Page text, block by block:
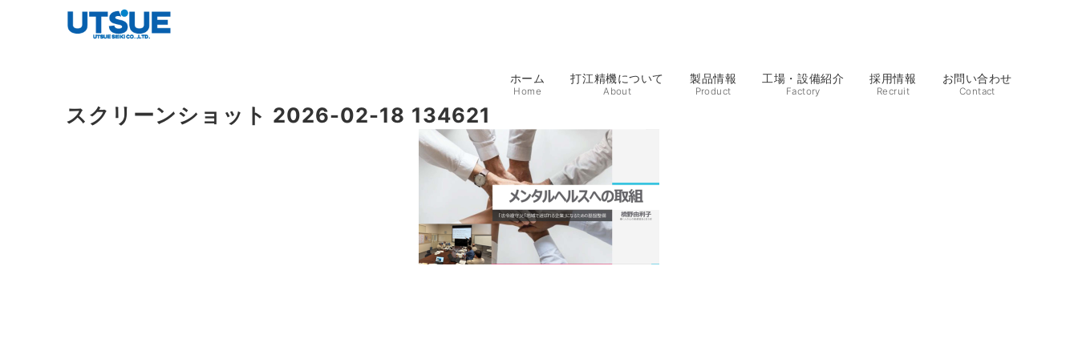
ホーム
Home
打江精機について
About
製品情報
Product
工場・設備紹介
Factory
採用情報
Recruit
お問い合わせ
Contact
スクリーンショット 2026-02-18 134621